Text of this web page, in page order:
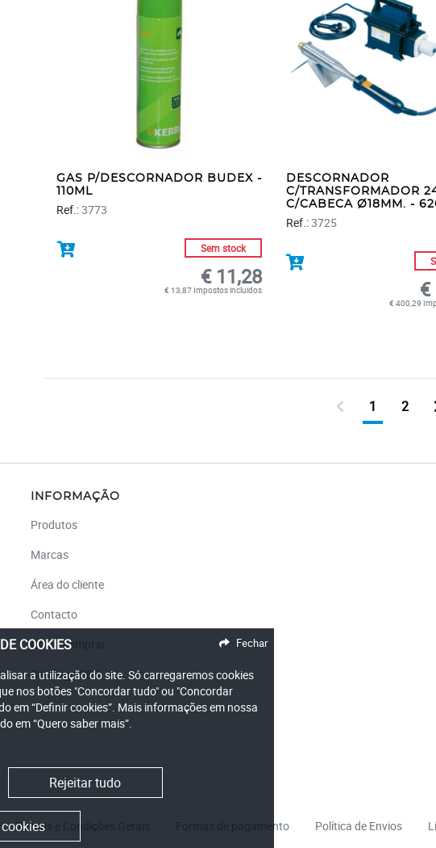
GAS P/DESCORNADOR BUDEX -
110ML
Ref.:3773
Sem stock
€ 11,28
€ 13,87 Impostos incluidos
DESCORNADOR
C/TRANSFORMADOR
C/CABECA Ø18MM. -
Ref.:3725
€
€ 400,29
1 2
INFORMAÇÃO
Produtos
Marcas
Área do cliente
Contacto
Como comprar
Catálogo PDF
Termos e Condições Gerais Formas de pagamento Política de Envios
COOKIES
a utilização do site. Só carregaremos cookies
nos botões "Concordar tudo" ou "Concordar
em “Definir cookies”. Mais informações em nossa
em “Quero saber mais”.
Rejeitar tudo
Fechar